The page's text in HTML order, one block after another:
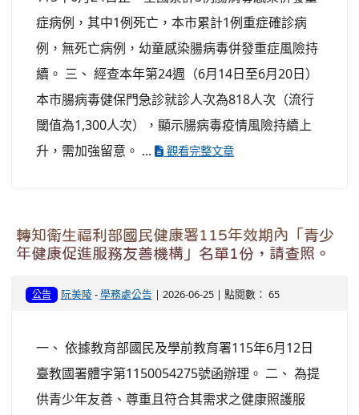
症病例，其中1例死亡，本市累計1例重症確診病
例，無死亡病例，幼童感染腸病毒併發重症風險持
續。 三、 經查本年第24週（6月14日至6月20日）
本市腸病毒健保門急診就診人次為818人次（流行
閾值為1,300人次），顯示腸病毒疫情風險持續上
升，需加強留意。 ...
觀看完整文章
轉知衛生福利部國民健康署115年效期內「青少
年健康促進服務友善機構」名單1份，請查照。
公告 阮美陵-學務處公告 | 2026-06-25 | 點閱數： 65
一、 依據教育部國民及學前教育署115年6月12日
臺教國署體字第1150054275號函辦理。 二、 為提
供青少年友善、尊重且符合其需求之健康照護服